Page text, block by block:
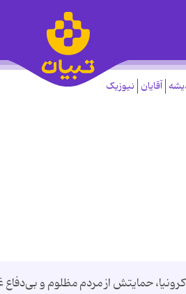
آقایان نیوزیک
حمایتش از مردم مظلوم و بی‌دفاع